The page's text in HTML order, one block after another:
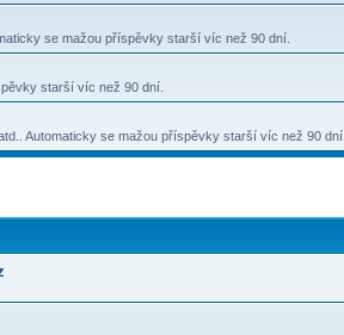
se mažou příspěvky starší víc než 90 dní.
starší víc než 90 dní.
Automaticky se mažou příspěvky starší víc než 90 dní.